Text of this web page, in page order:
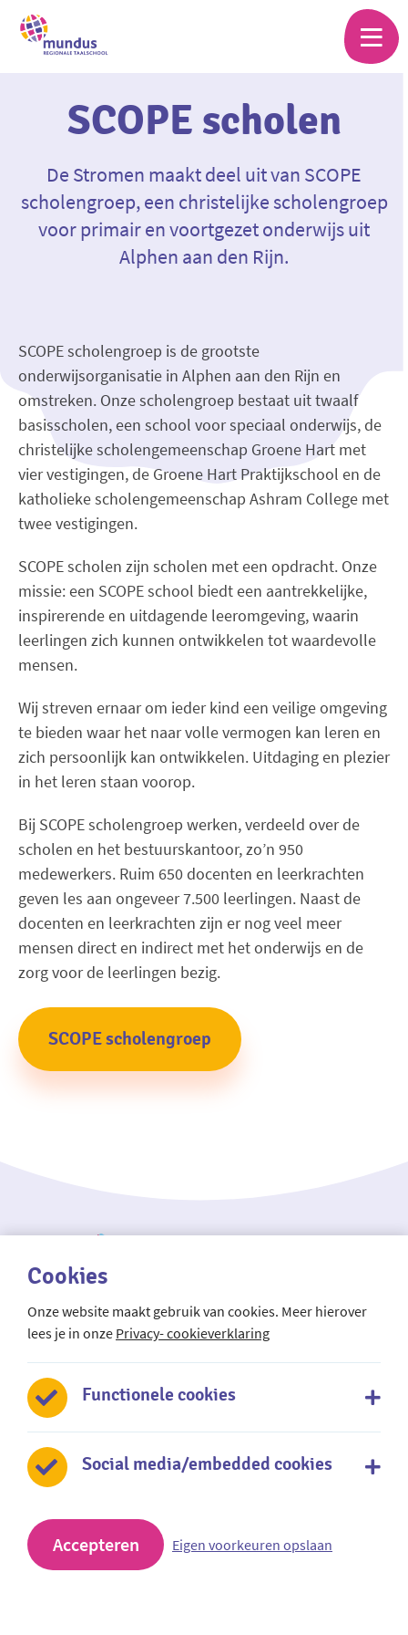
Skip
SCOPE scholen
De Stromen maakt deel uit van SCOPE
scholengroep, een christelijke scholengroep
voor primair en voortgezet onderwijs uit
Alphen aan den Rijn.
SCOPE scholengroep is de grootste
onderwijsorganisatie in Alphen aan den Rijn en
omstreken. Onze scholengroep bestaat uit twaalf
basisscholen, een school voor speciaal onderwijs, de
christelijke scholengemeenschap Groene Hart met
vier vestigingen, de Groene Hart Praktijkschool en de
katholieke scholengemeenschap Ashram College met
twee vestigingen.
SCOPE scholen zijn scholen met een opdracht. Onze
missie: een SCOPE school biedt een aantrekkelijke,
inspirerende en uitdagende leeromgeving, waarin
leerlingen zich kunnen ontwikkelen tot waardevolle
mensen.
Wij streven ernaar om ieder kind een veilige omgeving
te bieden waar het naar volle vermogen kan leren en
zich persoonlijk kan ontwikkelen. Uitdaging en plezier
in het leren staan voorop.
Bij SCOPE scholengroep werken, verdeeld over de
scholen en het bestuurskantoor, zo’n 950
medewerkers. Ruim 650 docenten en leerkrachten
geven les aan ongeveer 7.500 leerlingen. Naast de
docenten en leerkrachten zijn er nog veel meer
mensen direct en indirect met het onderwijs en de
zorg voor de leerlingen bezig.
SCOPE scholengroep
Mundus regionale taalschool
De Oude Wereld 52
2408 JV Alphen aan den Rijn
0172 - 606 171
Cookies
Onze website maakt gebruik van cookies. Meer hierover
lees je in onze Privacy- cookieverklaring
Functionele cookies
Social media/embedded cookies
Accepteren Eigen voorkeuren opslaan